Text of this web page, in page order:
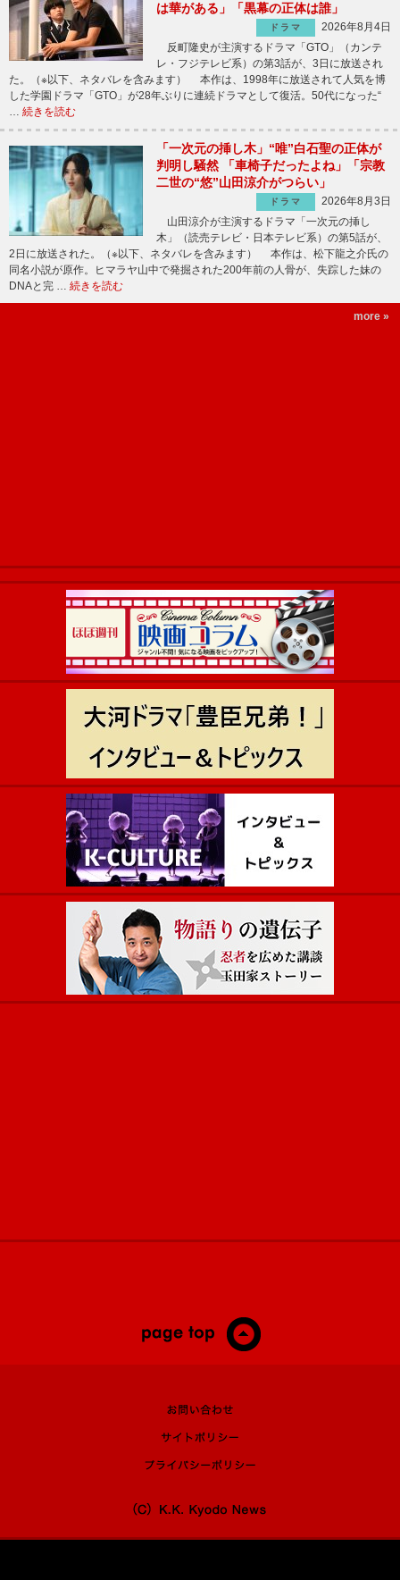
は華がある」「黒幕の正体は誰」
ドラマ
2026年8月4日
反町隆史が主演するドラマ「GTO」（カンテ
レ・フジテレビ系）の第3話が、3日に放送され
た。（※以下、ネタバレを含みます） 本作は、1998年に放送されて人気を博
した学園ドラマ「GTO」が28年ぶりに連続ドラマとして復活。50代になった“
… 続きを読む
「一次元の挿し木」“唯”白石聖の正体が
判明し騒然 「車椅子だったよね」「宗教
二世の“悠”山田涼介がつらい」
ドラマ
2026年8月3日
山田涼介が主演するドラマ「一次元の挿し
木」（読売テレビ・日本テレビ系）の第5話が、
2日に放送された。（※以下、ネタバレを含みます） 本作は、松下龍之介氏の
同名小説が原作。ヒマラヤ山中で発掘された200年前の人骨が、失踪した妹の
DNAと完 … 続きを読む
more »